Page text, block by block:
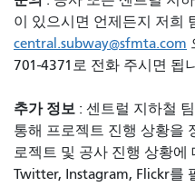
이 있으시면 언제든지 저희
central.subway@sfmta.com
701-4371로 전화 주시면 됩
추가 정보 : 센트럴 지하철
통해 프로젝트 진행 상황을
로젝트 및 공사 진행 상황에
Twitter, Instagram, Flickr를